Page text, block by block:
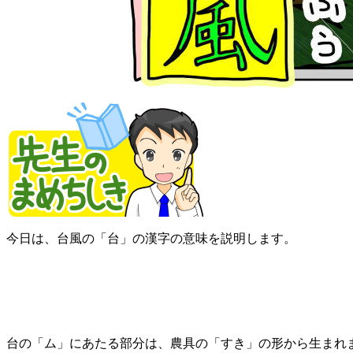
今日は、台風の「台」の漢字の意味を説明します。
台の「ム」にあたる部分は、農具の「すき」の形から生まれ